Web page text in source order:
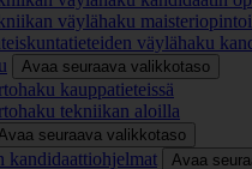
väylähaku
väylähaku
Avaa seuraava valikkotaso
kauppatieteissä
tekniikan aloilla
Avaa seuraava valikkotaso
kandidaattiohjelmat Avaa